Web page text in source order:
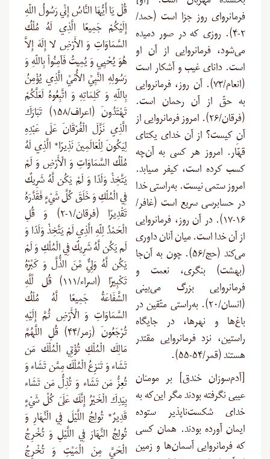
فرمانروای روز جزا است (حمد/
۲-۴). روزی که در صور دمیده
می‌شود، فرمانروایی از آن او
است. دانای غیب و آشکار است
(انعام/۷۳). آن روز، فرمانروایی
به حقّ از آن رحمان است.
(فرقان/۲۶). امروز فرمانروایی از
آنِ کیست؟ از آن خدای یکتای
قهّار. امروز هر کسى به آن‌چه
کسب کرده است، کیفر مى‏یابد.
امروز ستمى نیست. به‌راستی خدا
در حسابرسی سریع است (غافر/
۱۶-۱۷). در آن روز، فرمانروایی
از آن خدا است. میان آنان داوری
می‌کند (حج/۵۶). چون به آن‌جا
(بهشت) بنگری، نعمت و
فرمانروایی بزرگ می‌بینی
(انسان/۲۰). به‌راستی متّقین در
باغ‌ها و نهرها، در جایگاه
راستین، نزد فرمانروایی مقتدر
هستند (قمر/۵۴-۵۵
).
[آدم‌سوزان خندق] بر مومنان
عیبی نگرفته بودند مگر این‌که به
خدای شکست‌ناپذیر ستوده
ایمان آورده بودند. همان کسی
که فرمانروایی آسمان‌ها و زمین
قُلْ يَا أَيُّهَا النَّاسُ إِنِّي رَسُولُ اللّهِ
إِلَيْكُمْ جَمِيعًا الَّذِي لَهُ مُلْكُ
السَّمَاوَاتِ وَ الأَرْضِ لا إِلَهَ إِلاَّ
هُوَ يُحْيِي وَ يُمِيتُ فَآمِنُواْ بِاللّهِ وَ
رَسُولِهِ النَّبِيِّ الأُمِّيِّ الَّذِي يُؤْمِنُ
بِاللّهِ وَ كَلِمَاتِهِ وَ اتَّبِعُوهُ لَعَلَّكُمْ
تَهْتَدُونَ (اعراف/۱۵۸) تَبَارَكَ
الَّذِي نَزَّلَ الْفُرْقَانَ عَلَى عَبْدِهِ
لِيَكُونَ لِلْعَالَمِينَ نَذِيرًا* الَّذِي لَهُ
مُلْكُ السَّمَاوَاتِ وَ الْأَرْضِ وَ لَمْ
يَتَّخِذْ وَلَدًا وَ لَمْ يَكُن لَّهُ شَرِيكٌ
فِي الْمُلْكِ وَ خَلَقَ كُلَّ شَيْءٍ فَقَدَّرَهُ
تَقْدِيرًا (فرقان/۱-۲) وَ قُلِ
الْحَمْدُ لِلّهِ الَّذِي لَمْ يَتَّخِذْ وَلَدًا وَ
لَم يَكُن لَّهُ شَرِيكٌ فِي الْمُلْكِ وَ لَمْ
يَكُن لَّهُ وَلِيٌّ مِّنَ الذُّلَّ وَ كَبِّرْهُ
تَكْبِيرًا (اسراء/۱۱۱) قُل لِّلَّهِ
الشَّفَاعَةُ جَمِيعًا لَّهُ مُلْكُ
السَّمَاوَاتِ وَ الْأَرْضِ ثُمَّ إِلَيْهِ
تُرْجَعُونَ (زمر/۴۴) قُلِ اللَّهُمَّ
مَالِكَ الْمُلْكِ تُؤْتِي الْمُلْكَ مَن
تَشَاء وَ تَنزِعُ الْمُلْكَ مِمَّن تَشَاء وَ
تُعِزُّ مَن تَشَاء وَ تُذِلُّ مَن تَشَاء
بِيَدِكَ الْخَيْرُ إِنَّكَ عَلَىَ كُلِّ شَيْءٍ
قَدِيرٌ* تُولِجُ اللَّيْلَ فِي الْنَّهَارِ وَ
تُولِجُ النَّهَارَ فِي اللَّيْلِ وَ تُخْرِجُ
الْحَيَّ مِنَ الْمَيِّتِ وَ تُخْرِجُ